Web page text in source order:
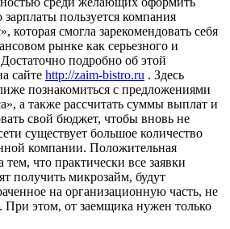
пользуется компания
которая смогла зарекомендовать себя
рынке как серьезного и
подробно об этой
сайте http://zaim-bistro.ru . Здесь
познакомиться с предложениями
а также рассчитать суммы выплат и
свой бюджет, чтобы вновь не
существует большое количество
компании. Положительная
тем, что практически все заявки
получить микрозайм, будут
на организационную часть, не
При этом, от заемщика нужен только